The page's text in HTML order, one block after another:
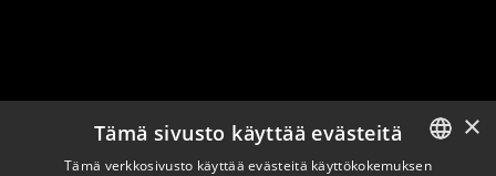
Pysy ajan tasalla
×
Tämä sivusto käyttää evästeitä
Tämä verkkosivusto käyttää evästeitä käyttökokemuksen